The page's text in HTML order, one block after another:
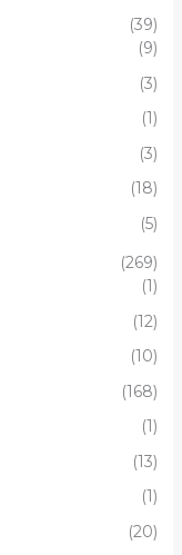
(39)
(9)
(3)
(1)
(3)
(18)
(5)
(269)
(1)
(12)
(10)
(168)
(1)
(13)
(1)
(20)